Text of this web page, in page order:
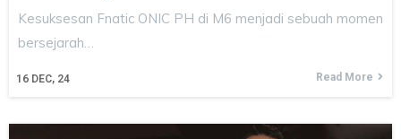
16 DEC, 24
Kesuksesan Fnatic ONIC PH di M6 menjadi sebuah momen
bersejarah…
Read More